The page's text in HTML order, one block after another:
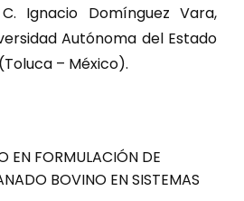
Ignacio Domínguez Vara,
Autónoma del Estado
– México).
EN FORMULACIÓN DE
BOVINO EN SISTEMAS